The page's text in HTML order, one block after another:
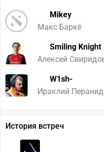
Mikey
Макс Баркё
Smiling Knight
Алексей
W1sh-
Ираклий
История встреч